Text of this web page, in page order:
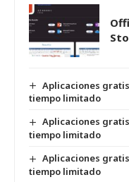
Aplicaciones
tiempo limitado
Aplicaciones
tiempo limitado
Aplicaciones
tiempo limitado